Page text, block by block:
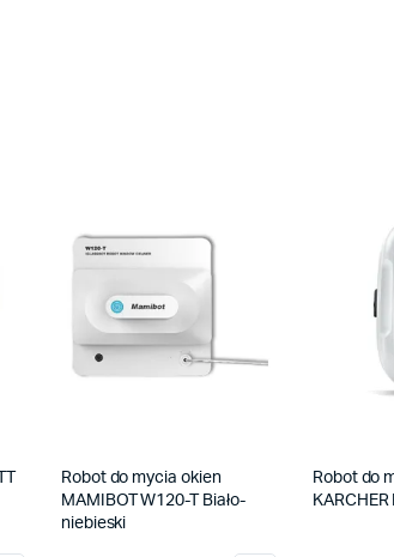
Robot do mycia okien
MAMIBOT W120-T Biało-
niebieski
Robot do
KARCHER